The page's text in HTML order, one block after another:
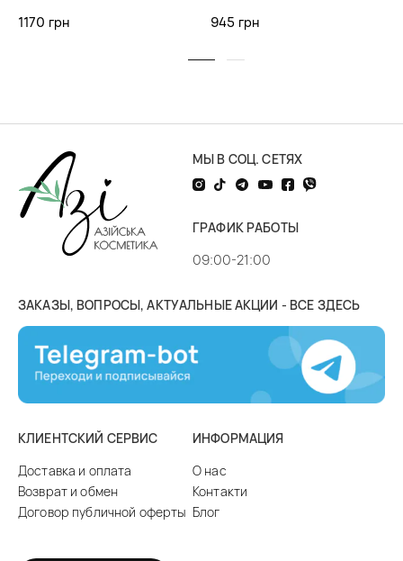
1170 грн 945 грн
МЫ В СОЦ. СЕТЯХ
ГРАФИК РАБОТЫ
09:00-21:00
ЗАКАЗЫ, ВОПРОСЫ, АКТУАЛЬНЫЕ АКЦИИ - ВСЕ ЗДЕСЬ
КЛИЕНТСКИЙ СЕРВИС
Доставка и оплата
Возврат и обмен
Договор публичной оферты
ИНФОРМАЦИЯ
О нас
Контакти
Блог